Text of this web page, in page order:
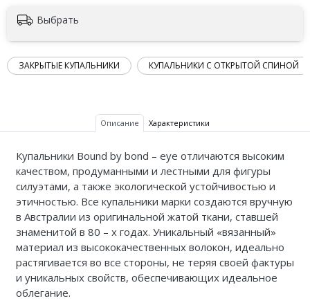
Выбрать
ЗАКРЫТЫЕ КУПАЛЬНИКИ КУПАЛЬНИКИ С ОТКРЫТОЙ СПИНОЙ
Описание Характеристики
Купальники Bound by bond – eye отличаются высоким
качеством, продуманными и лестными для фигуры
силуэтами, а также экологической устойчивостью и
этичностью. Все купальники марки создаются вручную
в Австралии из оригинальной жатой ткани, ставшей
знаменитой в 80 – х годах. Уникальный «вязанный»
материал из высококачественных волокон, идеально
растягивается во все стороны, не теряя своей фактуры
и уникальных свойств, обеспечивающих идеальное
облегание.